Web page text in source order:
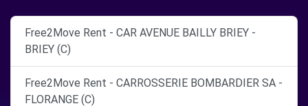
Free2Move Rent - CAR AVENUE BAILLY BRIEY -
BRIEY (C)
Free2Move Rent - CARROSSERIE BOMBARDIER SA -
FLORANGE (C)